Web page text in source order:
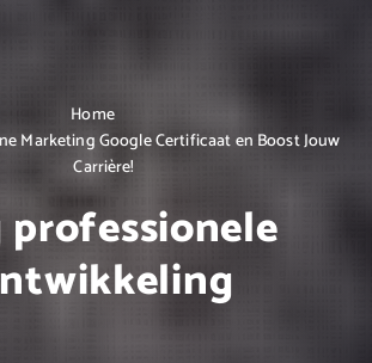
Home
Marketing Google Certificaat en Boost Jouw
Carrière!
professionele